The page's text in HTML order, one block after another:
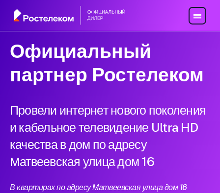
Официальный
партнер Ростелеком
Провели интернет нового поколения
и кабельное телевидение Ultra HD
качества в дом по адресу
Матвеевская улица дом 16
В квартирах по адресу Матвеевская улица дом 16